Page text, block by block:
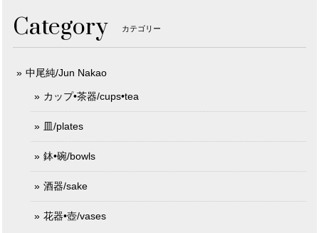
Category カテゴリー
中尾純/Jun Nakao
カップ•茶器/cups•tea
皿/plates
鉢•碗/bowls
酒器/sake
花器•壺/vases